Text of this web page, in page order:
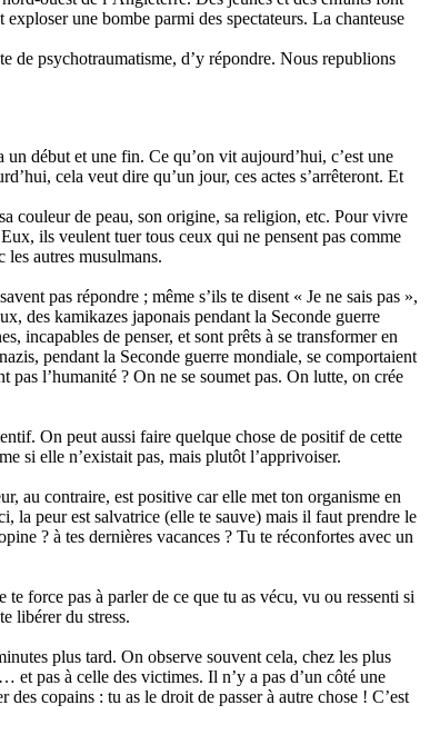
une bombe parmi des spectateurs. La chanteuse
de psychotraumatisme, d’y répondre. Nous republions
début et une fin. Ce qu’on vit aujourd’hui, c’est une
cela veut dire qu’un jour, ces actes s’arrêteront. Et
couleur de peau, son origine, sa religion, etc. Pour vivre
ils veulent tuer tous ceux qui ne pensent pas comme
autres musulmans.
pas répondre ; même s’ils te disent « Je ne sais pas »,
des kamikazes japonais pendant la Seconde guerre
incapables de penser, et sont prêts à se transformer en
pendant la Seconde guerre mondiale, se comportaient
pas l’humanité ? On ne se soumet pas. On lutte, on crée
On peut aussi faire quelque chose de positif de cette
si elle n’existait pas, mais plutôt l’apprivoiser.
au contraire, est positive car elle met ton organisme en
la peur est salvatrice (elle te sauve) mais il faut prendre le
? à tes dernières vacances ? Tu te réconfortes avec un
force pas à parler de ce que tu as vécu, vu ou ressenti si
libérer du stress.
plus tard. On observe souvent cela, chez les plus
et pas à celle des victimes. Il n’y a pas d’un côté une
copains : tu as le droit de passer à autre chose ! C’est